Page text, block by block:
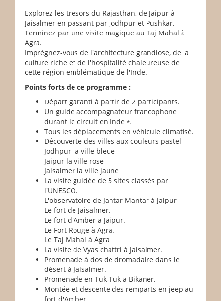
Explorez les trésors du Rajasthan, de Jaipur à
Jaisalmer en passant par Jodhpur et Pushkar.
Terminez par une visite magique au Taj Mahal à
Agra.
Imprégnez-vous de l'architecture grandiose, de la
culture riche et de l'hospitalité chaleureuse de
cette région emblématique de l'Inde.
Points forts de ce programme :
Départ garanti à partir de 2 participants.
Un guide accompagnateur francophone
durant le circuit en Inde *.
Tous les déplacements en véhicule climatisé.
Découverte des villes aux couleurs pastel
Jodhpur la ville bleue
Jaipur la ville rose
Jaisalmer la ville jaune
La visite guidée de 5 sites classés par
l'UNESCO.
L'observatoire de Jantar Mantar à Jaipur
Le fort de Jaisalmer.
Le fort d'Amber a Jaipur.
Le Fort Rouge à Agra.
Le Taj Mahal à Agra
La visite de Vyas chattri à Jaisalmer.
Promenade à dos de dromadaire dans le
désert à Jaisalmer.
Promenade en Tuk-Tuk a Bikaner.
Montée et descente des remparts en jeep au
fort d'Amber.